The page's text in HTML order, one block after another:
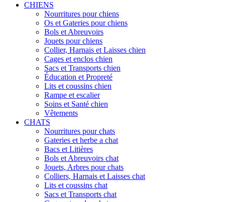
CHIENS
Nourritures pour chiens
Os et Gateries pour chiens
Bols et Abreuvoirs
Jouets pour chiens
Collier, Harnais et Laisses chien
Cages et enclos chien
Sacs et Transports chien
Éducation et Propreté
Lits et coussins chien
Rampe et escalier
Soins et Santé chien
Vêtements
CHATS
Nourritures pour chats
Gateries et herbe a chat
Bacs et Litières
Bols et Abreuvoirs chat
Jouets, Arbres pour chats
Colliers, Harnais et Laisses chat
Lits et coussins chat
Sacs et Transports chat